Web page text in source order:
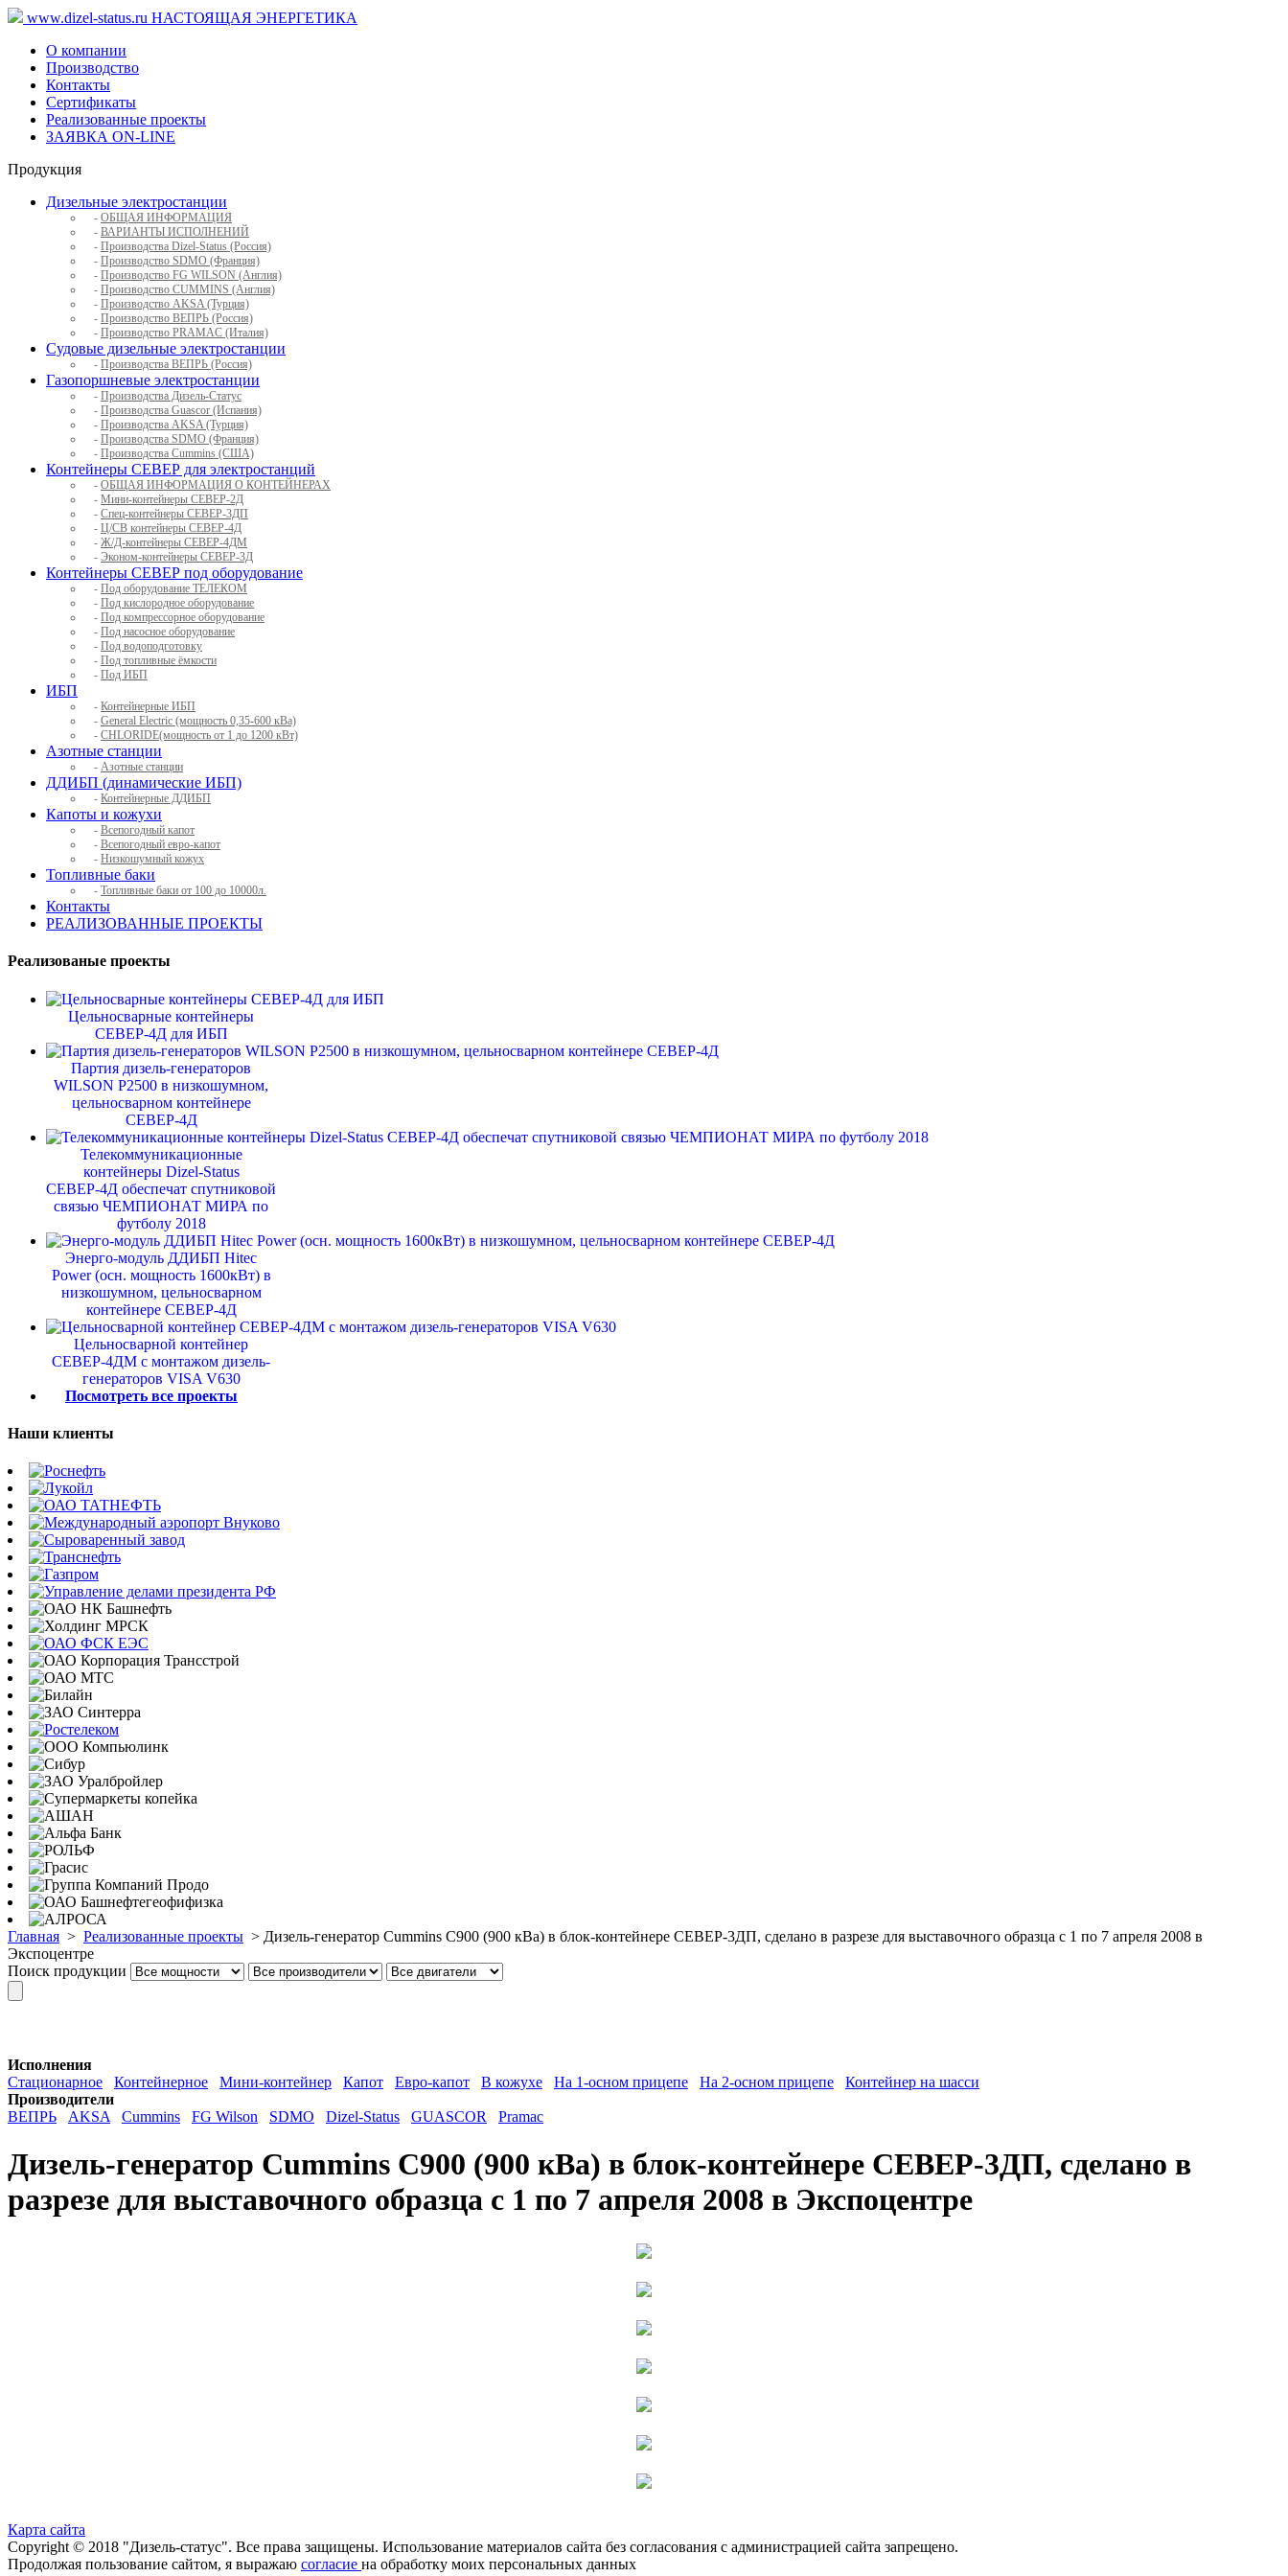
www.dizel-status.ru НАСТОЯЩАЯ ЭНЕРГЕТИКА
О компании
Производство
Контакты
Сертификаты
Реализованные проекты
ЗАЯВКА ON-LINE
Продукция
Дизельные электростанции
- ОБЩАЯ ИНФОРМАЦИЯ
- ВАРИАНТЫ ИСПОЛНЕНИЙ
- Производства Dizel-Status (Россия)
- Производство SDMO (Франция)
- Производство FG WILSON (Англия)
- Производство CUMMINS (Англия)
- Производство AKSA (Турция)
- Производство ВЕПРЬ (Россия)
- Производство PRAMAC (Италия)
Судовые дизельные электростанции
- Производства ВЕПРЬ (Россия)
Газопоршневые электростанции
- Производства Дизель-Статус
- Производства Guascor (Испания)
- Производства AKSA (Турция)
- Производства SDMO (Франция)
- Производства Cummins (США)
Контейнеры СЕВЕР для электростанций
- ОБЩАЯ ИНФОРМАЦИЯ О КОНТЕЙНЕРАХ
- Мини-контейнеры СЕВЕР-2Д
- Спец-контейнеры СЕВЕР-3ДП
- Ц/СВ контейнеры СЕВЕР-4Д
- Ж/Д-контейнеры СЕВЕР-4ДМ
- Эконом-контейнеры СЕВЕР-3Д
Контейнеры СЕВЕР под оборудование
- Под оборудование ТЕЛЕКОМ
- Под кислородное оборудование
- Под компрессорное оборудование
- Под насосное оборудование
- Под водоподготовку
- Под топливные ёмкости
- Под ИБП
ИБП
- Контейнерные ИБП
- General Electric (мощность 0,35-600 кВа)
- CHLORIDE(мощность от 1 до 1200 кВт)
Азотные станции
- Азотные станции
ДДИБП (динамические ИБП)
- Контейнерные ДДИБП
Капоты и кожухи
- Всепогодный капот
- Всепогодный евро-капот
- Низкошумный кожух
Топливные баки
- Топливные баки от 100 до 10000л.
Контакты
РЕАЛИЗОВАННЫЕ ПРОЕКТЫ
Реализованые проекты
Цельносварные контейнеры
СЕВЕР-4Д для ИБП
Партия дизель-генераторов
WILSON P2500 в низкошумном,
цельносварном контейнере
СЕВЕР-4Д
Телекоммуникационные
контейнеры Dizel-Status
СЕВЕР-4Д обеспечат спутниковой
связью ЧЕМПИОНАТ МИРА по
футболу 2018
Энерго-модуль ДДИБП Hitec
Power (осн. мощность 1600кВт) в
низкошумном, цельносварном
контейнере СЕВЕР-4Д
Цельносварной контейнер
СЕВЕР-4ДМ с монтажом дизель-
генераторов VISA V630
Посмотреть все проекты
Наши клиенты
Главная > Реализованные проекты > Дизель-генератор Cummins C900 (900 кВа) в блок-контейнере СЕВЕР-3ДП, сделано в разрезе для выставочного образца с 1 по 7 апреля 2008 в
Экспоцентре
Поиск продукции
Исполнения
Стационарное
Контейнерное Мини-контейнер Капот Евро-капот В кожухе На 1-осном прицепе На 2-осном прицепе
Контейнер на шасси
Производители
ВЕПРЬ
AKSA Cummins FG Wilson SDMO Dizel-Status GUASCOR Pramac
Дизель-генератор Cummins C900 (900 кВа) в блок-контейнере СЕВЕР-3ДП, сделано в
разрезе для выставочного образца с 1 по 7 апреля 2008 в Экспоцентре
Карта сайта
Copyright © 2018 "Дизель-статус". Все права защищены. Использование материалов сайта без согласования с администрацией сайта запрещено.
Продолжая пользование сайтом, я выражаю согласие на обработку моих персональных данных